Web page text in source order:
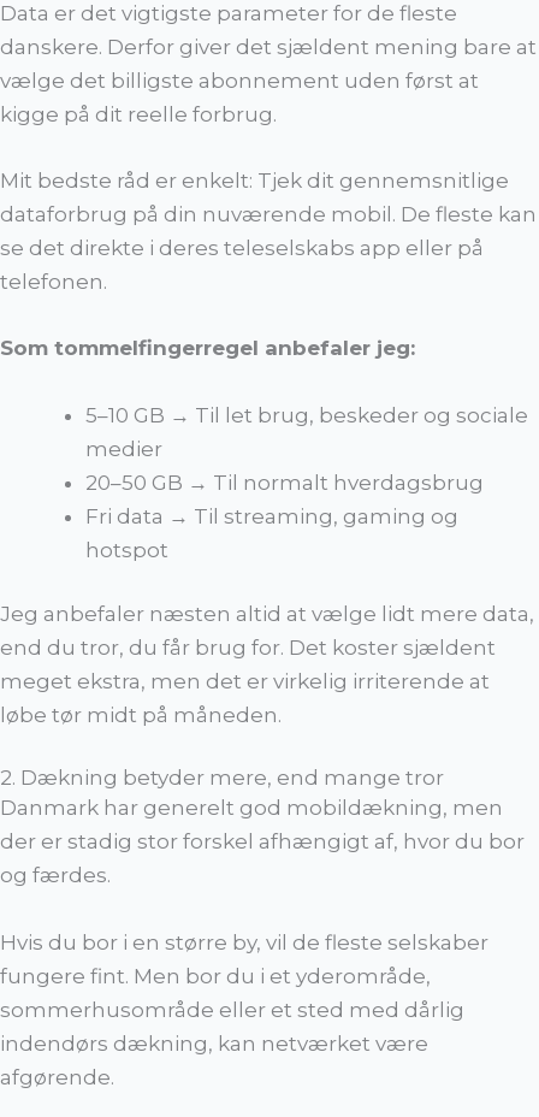
Data er det vigtigste parameter for de fleste
danskere. Derfor giver det sjældent mening bare at
vælge det billigste abonnement uden først at
kigge på dit reelle forbrug.
Mit bedste råd er enkelt: Tjek dit gennemsnitlige
dataforbrug på din nuværende mobil. De fleste kan
se det direkte i deres teleselskabs app eller på
telefonen.
Som tommelfingerregel anbefaler jeg:
5–10 GB → Til let brug, beskeder og sociale
medier
20–50 GB → Til normalt hverdagsbrug
Fri data → Til streaming, gaming og
hotspot
Jeg anbefaler næsten altid at vælge lidt mere data,
end du tror, du får brug for. Det koster sjældent
meget ekstra, men det er virkelig irriterende at
løbe tør midt på måneden.
2. Dækning betyder mere, end mange tror
Danmark har generelt god mobildækning, men
der er stadig stor forskel afhængigt af, hvor du bor
og færdes.
Hvis du bor i en større by, vil de fleste selskaber
fungere fint. Men bor du i et yderområde,
sommerhusområde eller et sted med dårlig
indendørs dækning, kan netværket være
afgørende.